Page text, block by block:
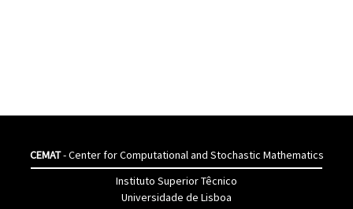
CEMAT- Center for Computational and Stochastic Mathematics
Instituto Superior Têcnico
Universidade de Lisboa